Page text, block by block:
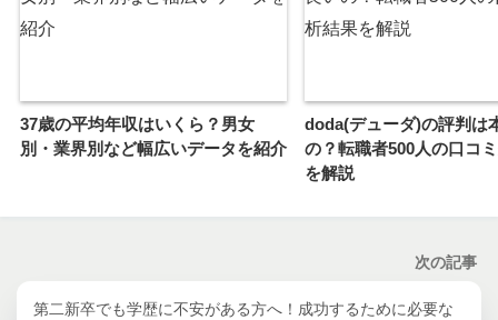
37歳の平均年収はいくら？男女
別・業界別など幅広いデータを紹介
doda(デューダ)の評判は
の？転職者500人の口コ
を解説
次の記事
第二新卒でも学歴に不安がある方へ！成功するために必要な